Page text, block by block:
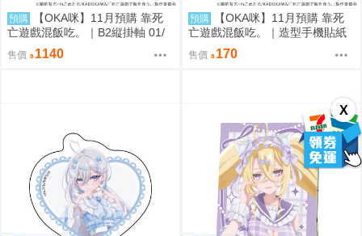
X
預購
【OKA咪】11月預購 靠死
亡遊戲混飯吃。｜B2縦掛軸 01/
(新繪插畫) (幽鬼)
售價 1140
預購
【OKA咪】11月預購 靠死
亡遊戲混飯吃。｜造型手機貼紙
02/ (新繪插畫) (御城)
售價 170